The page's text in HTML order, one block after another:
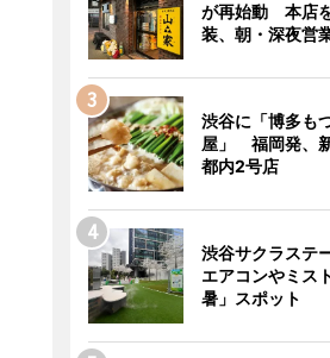
が再始動 本店
装、朝・深夜営
渋谷に「博多も
屋」 福岡発、
都内2号店
渋谷サクラステ
エアコンやミス
暑」スポット